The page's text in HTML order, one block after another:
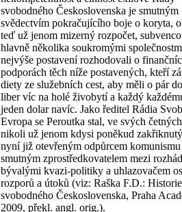
svobodného Československa je smutným
svědectvím pokračujícího boje o koryta,
teď už jenom mizerný rozpočet,
hlavně několika soukromými
nejvýše postavení rozhodovali o
podporách těch níže postavených, kteří
diety ze služebních cest, aby měli o pár
liber víc na holé živobytí a každý
jeden dolar navíc. Jako ředitel Rádia
Evropa se Peroutka stal, ve svých
nikoli už jenom kdysi poněkud
nyní již otevřeným odpůrcem komunismu
smutným zprostředkovatelem mezi
bývalými kvazi-politiky a uhlazovačem
rozporů a útoků (viz: Raška F.D.:
svobodného Československa, Praha
2009, překl. angl. orig.).